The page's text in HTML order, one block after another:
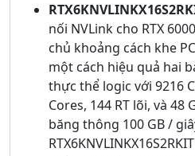
nối NVLink cho RTX
chủ khoảng cách khe
một cách hiệu quả hai
thực thể logic với 9216
Cores, 144 RT lõi, và 48
băng thông 100 GB /